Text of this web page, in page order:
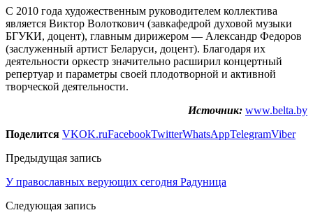
С 2010 года художественным руководителем коллектива
является Виктор Волоткович (завкафедрой духовой музыки
БГУКИ, доцент), главным дирижером — Александр Федоров
(заслуженный артист Беларуси, доцент). Благодаря их
деятельности оркестр значительно расширил концертный
репертуар и параметры своей плодотворной и активной
творческой деятельности.
Источник: www.belta.by
Поделится VKOK.ruFacebookTwitterWhatsAppTelegramViber
Предыдущая запись
У православных верующих сегодня Радуница
Следующая запись